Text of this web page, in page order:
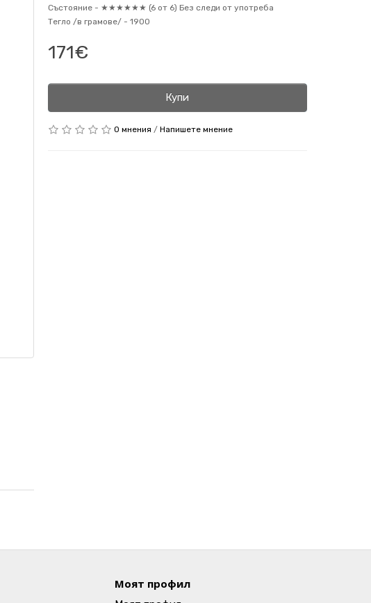
Състояние - ★★★★★★ (6 от 6) Без следи от употреба
Тегло /в грамове/ - 1900
171€
Купи
0 мнения / Напишете мнение
Моят профил